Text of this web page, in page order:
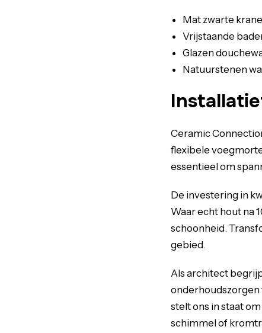
Mat zwarte
Vrijstaande
Glazen
Natuurstenen
Ceramic
flexibele
essentieel om
De investering in
Waar echt hout na
schoonheid.
gebied.
Als architect
onderhoudszorgen
stelt ons in staat
schimmel of